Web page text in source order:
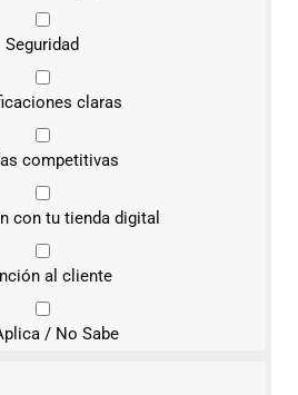
Seguridad
claras
competitivas
con tu tienda digital
al cliente
/ No Sabe